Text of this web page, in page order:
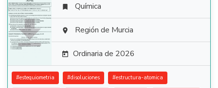

 Química
 Región de Murcia
 Ordinaria de 2026
#estequiometria #disoluciones #estructura-atomica